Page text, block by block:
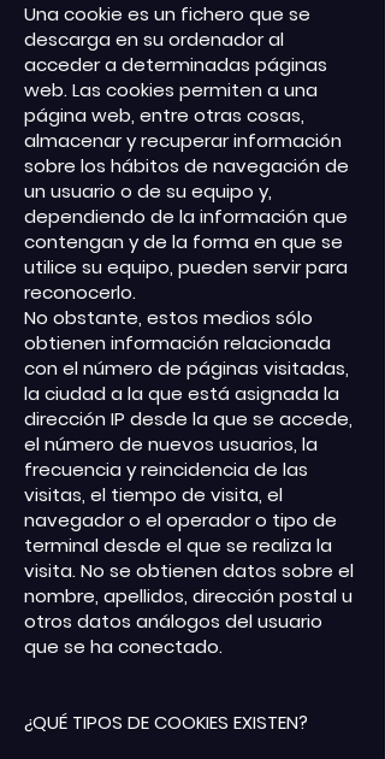
Una cookie es un fichero que se
descarga en su ordenador al
acceder a determinadas páginas
web. Las cookies permiten a una
página web, entre otras cosas,
almacenar y recuperar información
sobre los hábitos de navegación de
un usuario o de su equipo y,
dependiendo de la información que
contengan y de la forma en que se
utilice su equipo, pueden servir para
reconocerlo.
No obstante, estos medios sólo
obtienen información relacionada
con el número de páginas visitadas,
la ciudad a la que está asignada la
dirección IP desde la que se accede,
el número de nuevos usuarios, la
frecuencia y reincidencia de las
visitas, el tiempo de visita, el
navegador o el operador o tipo de
terminal desde el que se realiza la
visita. No se obtienen datos sobre el
nombre, apellidos, dirección postal u
otros datos análogos del usuario
que se ha conectado.
¿QUÉ TIPOS DE COOKIES EXISTEN?